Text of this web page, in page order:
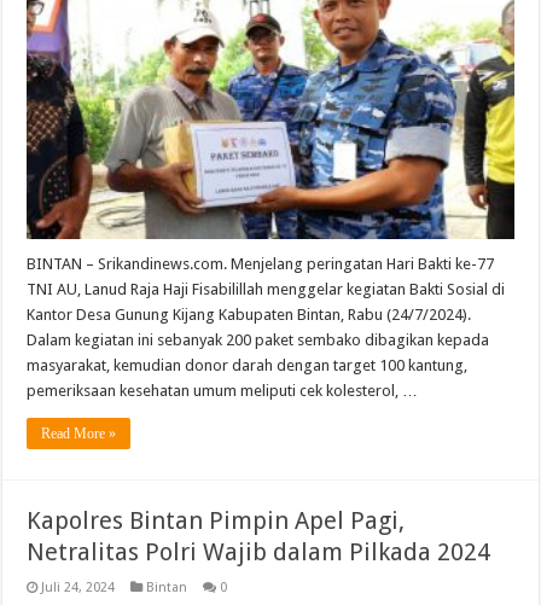
BINTAN – Srikandinews.com. Menjelang peringatan Hari Bakti ke-77
TNI AU, Lanud Raja Haji Fisabilillah menggelar kegiatan Bakti Sosial di
Kantor Desa Gunung Kijang Kabupaten Bintan, Rabu (24/7/2024).
Dalam kegiatan ini sebanyak 200 paket sembako dibagikan kepada
masyarakat, kemudian donor darah dengan target 100 kantung,
pemeriksaan kesehatan umum meliputi cek kolesterol, …
Read More »
Kapolres Bintan Pimpin Apel Pagi,
Netralitas Polri Wajib dalam Pilkada 2024
Juli 24, 2024 Bintan 0